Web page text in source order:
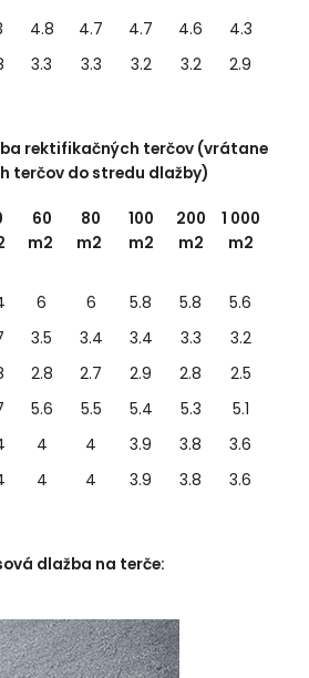
4.8 4.7 4.7 4.6
4.3
3.3 3.3 3.2 3.2 2.9
rektifikačných terčov (vrátane
terčov do stredu dlažby)
60
m2
80
m2
100
m2
200
m2
1 000
m2
6 6 5.8 5.8
5.6
3.5 3.4 3.4 3.3
3.2
2.8 2.7 2.9 2.8
2.5
5.6 5.5 5.4 5.3
5.1
4 4 3.9 3.8
3.6
4 4 3.9 3.8 3.6
dlažba na terče: